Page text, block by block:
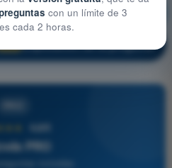
del vuelo
4,6/5
PRO
con un límite de 3
cada 2 horas.